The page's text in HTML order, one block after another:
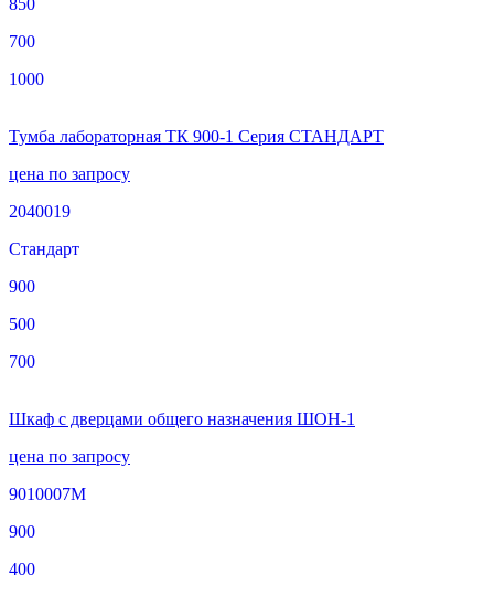
850
700
1000
Тумба лабораторная ТК 900-1 Серия СТАНДАРТ
цена по запросу
2040019
Стандарт
900
500
700
Шкаф с дверцами общего назначения ШОН-1
цена по запросу
9010007М
900
400